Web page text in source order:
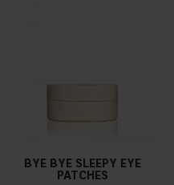
BYE BYE SLEEPY EYE
PATCHES